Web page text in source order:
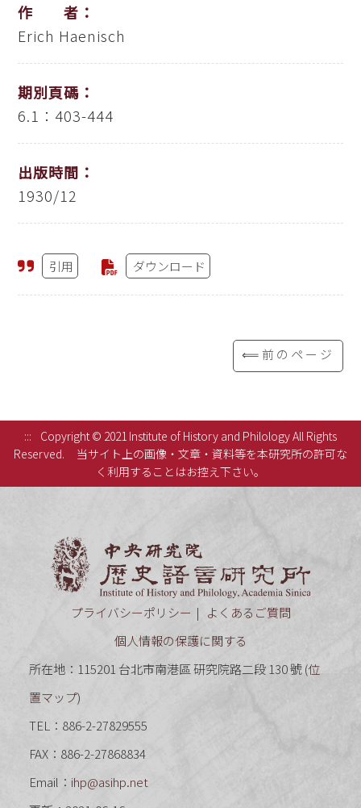
作 者：
Erich Haenisch
期別頁碼：
6.1：403-444
出版時間：
1930/12
引用 ダウンロード
⟸前のページ
:::
Copyright © 2021 Institute of History and Philology All Rights
Reserved.
当サイト上の画像・文章・資料等を本研究所の許可な
く利用することはお控え下さい。
プライバシーポリシー
よくあるご質問
個人情報の保護に関する
所在地：115201 台北市南港區 研究院路二段 130 號 (位
置マップ)
TEL：886-2-27829555
FAX：886-2-27868834
Email： ihp@asihp.net